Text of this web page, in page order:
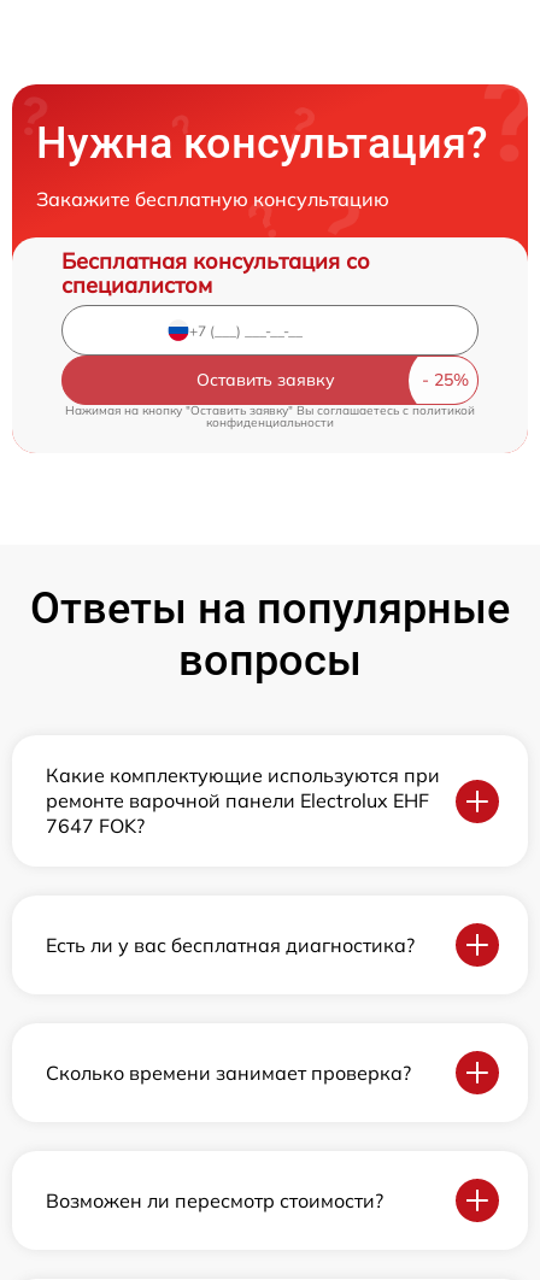
Нужна консультация?
Закажите бесплатную консультацию
Бесплатная консультация со
специалистом
Оставить заявку
Нажимая на кнопку "Оставить заявку" Вы соглашаетесь cполитикой
конфиденциальности
Ответы на популярные
вопросы
Какие комплектующие используются при
ремонте варочной панели Electrolux EHF
7647 FOK?
Есть ли у вас бесплатная диагностика?
Сколько времени занимает проверка?
Возможен ли пересмотр стоимости?